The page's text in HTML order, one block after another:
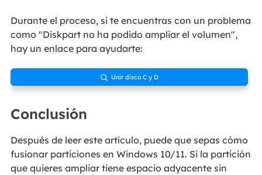
Durante el proceso, si te encuentras con un problema
como "Diskpart no ha podido ampliar el volumen",
hay un enlace para ayudarte:
 Unir disco C y D
Conclusión
Después de leer este artículo, puede que sepas cómo
fusionar particiones en Windows 10/11. Si la partición
que quieres ampliar tiene espacio adyacente sin